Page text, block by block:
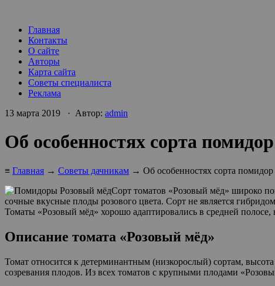
Главная
Контакты
О сайте
Авторы
Карта сайта
Советы специалиста
Реклама
13 марта 2019 · Автор: admin
Об особенностях сорта
≡ Главная → Советы дачникам → Об особенностях сорта
Сорт томатов «Розовый мёд» широко
сочные вкусные плоды розового цвета. Сорт не является
Томаты «Розовый мёд» хорошо адаптировались в средней
Описание томата «Розовый мёд»
Томат относится к детерминантным (низкорослый) сортам,
созревания плодов. Из всех томатов с крупными плодами